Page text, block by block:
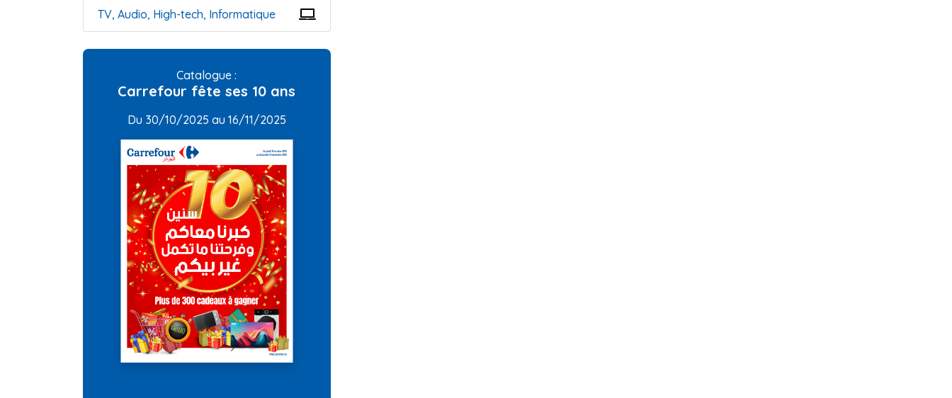
TV, Audio, High-tech, Informatique
Catalogue :
Carrefour fête ses 10 ans
Du 30/10/2025 au 16/11/2025